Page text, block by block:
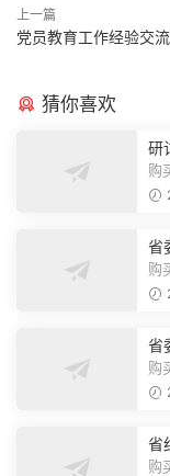
上一篇
党员教育工作经验交
猜你喜欢
研
购
注
省
购
注
省
购
注
省
上
购